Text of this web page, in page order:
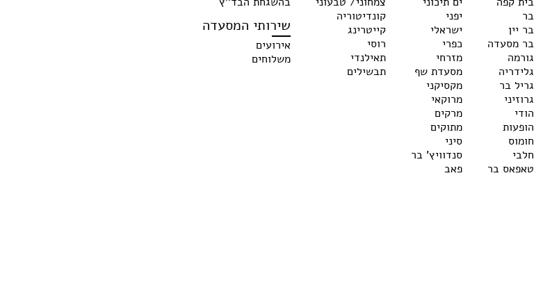
בר
בר יין
בר מסעדה
גורמה
גלידריה
גריל בר
גרוזיני
הודי
הופעות
חומוס
חלבי
טאפאס בר
יפני
ישראלי
כפרי
מזרחי
מסעדת שף
מקסיקני
מרוקאי
מרקים
מתוקים
סיני
סנדוויץ' בר
פאב
קונדיטוריה
קייטרינג
רוסי
תאילנדי
תבשילים
שירותי המסעדה
אירועים
משלוחים